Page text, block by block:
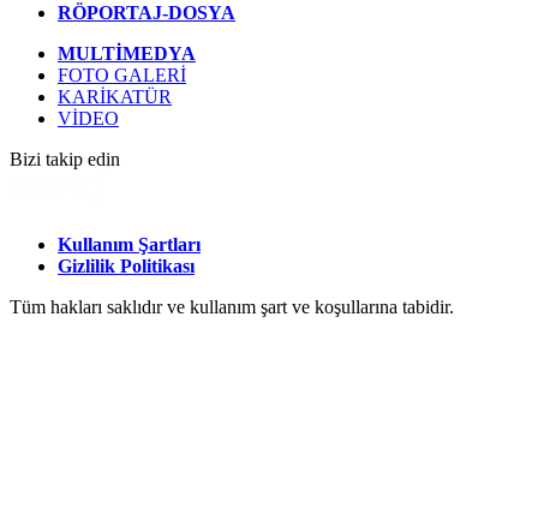
RÖPORTAJ-DOSYA
MULTİMEDYA
FOTO GALERİ
KARİKATÜR
VİDEO
Bizi takip edin
Kullanım Şartları
Gizlilik Politikası
Tüm hakları saklıdır ve kullanım şart ve koşullarına tabidir.